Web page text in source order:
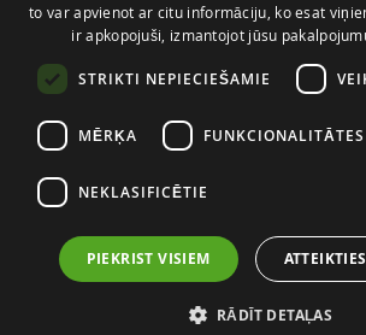
Noderīga informācija
Par mums
Piegādes un atgriešana
Kontakti
Izmēru ceļvedis
© FlosFloret 2026. Visas tiesības
Lietošanas noteikumi
to var apvienot ar citu informāciju, ko esat
ir apkopojuši, izmantojot jūsu
STRIKTI NEPIECIEŠAMIE
MĒRĶA FUNKCIONALITĀTES
NEKLASIFICĒTIE
PIEKRIST VISIEM
RĀDĪT DETAĻAS